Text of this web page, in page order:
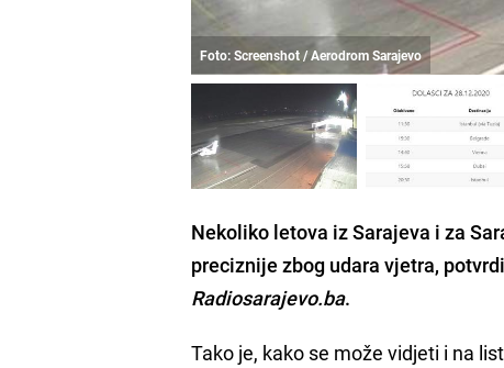
Foto: Screenshot / Aerodrom Sarajevo
Nekoliko letova izSarajeva i za
preciznije zbog udaravjetra,
Radiosarajevo.ba.
Tako je, kako se može vidjeti i na